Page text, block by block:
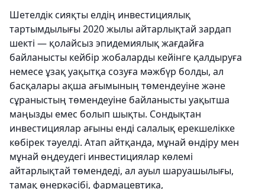
Шетелдік сияқты елдің инвестициялық
тартымдылығы 2020 жылы айтарлықтай зардап
шекті — қолайсыз эпидемиялық жағдайға
байланысты кейбір жобаларды кейінге қалдыруға
немесе ұзақ уақытқа созуға мәжбүр болды, ал
басқалары ақша ағымының төмендеуіне және
сұраныстың төмендеуіне байланысты уақытша
маңызды емес болып шықты. Сондықтан
инвестициялар ағыны енді салалық ерекшелікке
көбірек тәуелді. Атап айтқанда, мұнай өндіру мен
мұнай өңдеудегі инвестициялар көлемі
айтарлықтай төмендеді, ал ауыл шаруашылығы,
тамақ өнеркәсібі, фармацевтика,